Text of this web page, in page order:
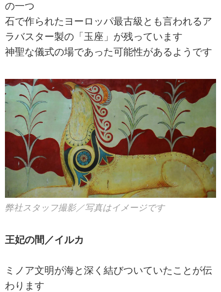
の一つ
石で作られたヨーロッパ最古級とも言われるア
ラバスター製の「玉座」が残っています
神聖な儀式の場であった可能性があるようです
弊社スタッフ撮影／写真はイメージです
王妃の間／イルカ
ミノア文明が海と深く結びついていたことが伝
わります